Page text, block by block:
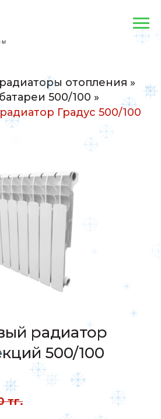
отопления »
500/100 »
Градус 500/100
радиатор
500/100
тг.